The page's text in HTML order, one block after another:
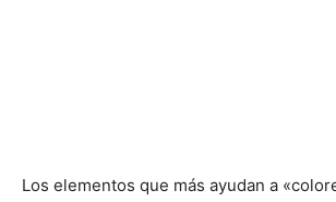
Los elementos que más ayudan a